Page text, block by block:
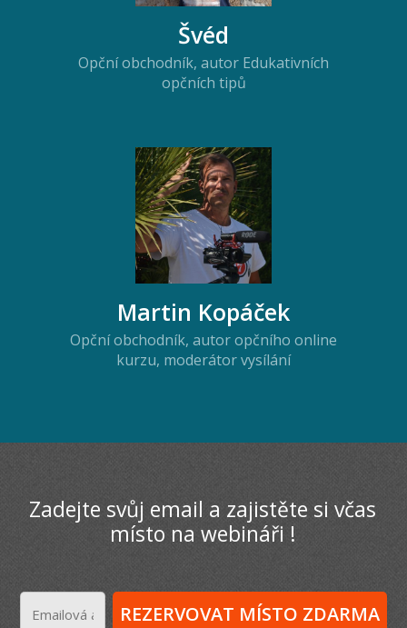
Švéd
Opční obchodník, autor Edukativních
opčních tipů
Martin Kopáček
Opční obchodník, autor opčního online
kurzu, moderátor vysílání
Zadejte svůj email a zajistěte si včas
místo na webináři !
REZERVOVAT MÍSTO ZDARMA